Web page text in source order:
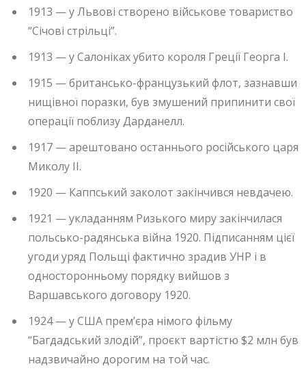
1913 — у Львові створено військове товариство
“Січові стрільці”.
1913 — у Салоніках убито короля Греції Георга I.
1915 — британсько-французький флот, зазнавши
нищівної поразки, був змушений припинити свої
операції поблизу Дарданелл.
1917 — арештовано останнього російського царя
Миколу II.
1920 — Каппський заколот закінчився невдачею.
1921 — укладанням Ризького миру закінчилася
польсько-радянська війна 1920. Підписанням цієї
угоди уряд Польщі фактично зрадив УНР і в
односторонньому порядку вийшов з
Варшавського договору 1920.
1924 — у США прем’єра німого фільму
“Багдадський злодій”, проєкт вартістю $2 млн був
надзвичайно дорогим на той час.